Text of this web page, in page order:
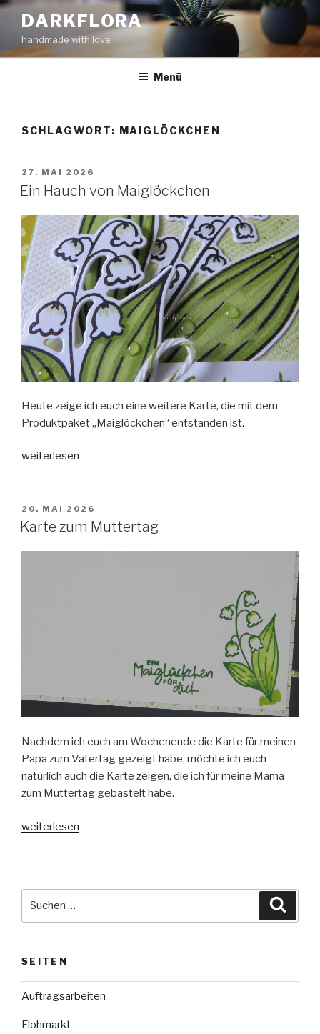
Zum
Inhalt
springen
DARKFLORA
handmade with love
Menü
SCHLAGWORT: MAIGLÖCKCHEN
VERÖFFENTLICHT
AM
27. MAI 2026
Ein Hauch von Maiglöckchen
Heute zeige ich euch eine weitere Karte, die mit dem
Produktpaket „Maiglöckchen“ entstanden ist.
„Ein
Maiglöckchen“
weiterlesen
VERÖFFENTLICHT
AM
20. MAI 2026
Karte zum Muttertag
Nachdem ich euch am Wochenende die Karte für meinen
Papa zum Vatertag gezeigt habe, möchte ich euch
natürlich auch die Karte zeigen, die ich für meine Mama
zum Muttertag gebastelt habe.
„Karte
weiterlesen
SEITEN
Auftragsarbeiten
Flohmarkt